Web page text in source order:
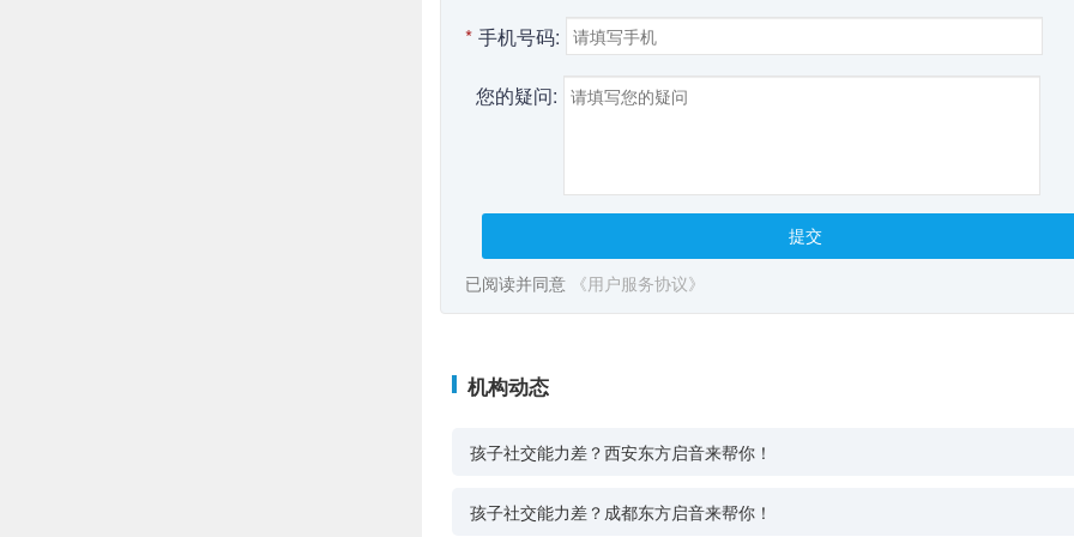
* 手机号码:
您的疑问:
提交
已阅读并同意 《用户服务协议》
机构动态
孩子社交能力差？西安东方启音来帮你！
孩子社交能力差？成都东方启音来帮你！